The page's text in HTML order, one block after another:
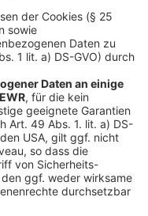
Kritik
dass Streeck
früh
alle Daten
hatte für Kritik
Armin Laschet
und zum Teil